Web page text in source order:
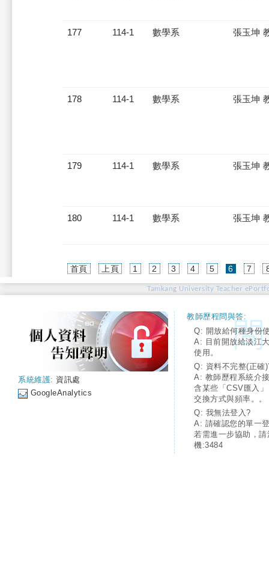
177 114-1 數學系 張玉坤
178 114-1 數學系 張玉坤
179 114-1 數學系 張玉坤
180 114-1 數學系 張玉坤
首頁 上頁 1 2 3 4 5 6(current)
7
Tamkang University Teacher
系統維護: 資訊處
GoogleAnalytics
教師歷程問與答:
Q: 開放給何種身份
A: 目前開放給淡江
使用。
Q: 資料不完整(正確
A: 教師歷程系統介
含某些「CSV匯入
交換方式與頻率。。
Q: 我無法登入?
A: 請確認您的單一
若需進一步協助，
機:3484